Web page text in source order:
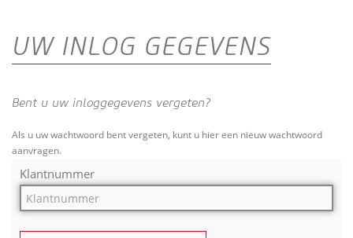
UW INLOG GEGEVENS
Bent u uw inloggegevens vergeten?
Als u uw wachtwoord bent vergeten, kunt u hier een nieuw wachtwoord
aanvragen.
Klantnummer